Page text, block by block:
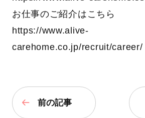
お仕事のご紹介はこちら
https://www.alive-
carehome.co.jp/recruit/career/
前の記事